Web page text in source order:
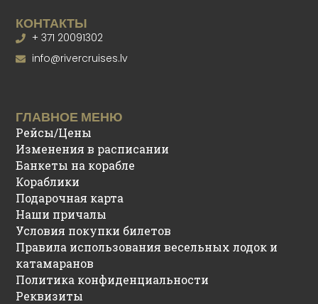
ГЛАВНОЕ МЕНЮ
Рейсы/Цены
Изменения в расписании
Банкеты на корабле
Кораблики
Подарочная карта
Наши причалы
Условия покупки билетов
Правила использования весельных лодок и
катамаранов
Политика конфиденциальности
Реквизиты
КОНТАКТЫ
+ 371 20091302
info@rivercruises.lv